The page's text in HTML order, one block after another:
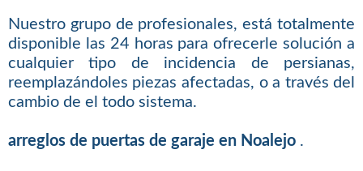
Nuestro grupo de profesionales, está totalmente
disponible las 24 horas para ofrecerle solución a
cualquier tipo de incidencia de persianas,
reemplazándoles piezas afectadas, o a través del
cambio de el todo sistema.
arreglos de puertas de garaje en Noalejo .